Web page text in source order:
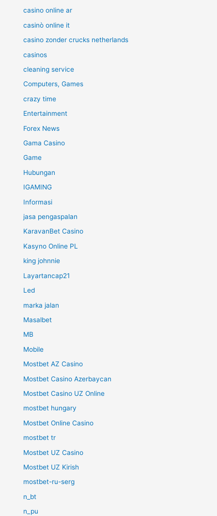
casino online ar
casinò online it
casino zonder crucks netherlands
casinos
cleaning service
Computers, Games
crazy time
Entertainment
Forex News
Gama Casino
Game
Hubungan
IGAMING
Informasi
jasa pengaspalan
KaravanBet Casino
Kasyno Online PL
king johnnie
Layartancap21
Led
marka jalan
Masalbet
MB
Mobile
Mostbet AZ Casino
Mostbet Casino Azerbaycan
Mostbet Casino UZ Online
mostbet hungary
Mostbet Online Casino
mostbet tr
Mostbet UZ Casino
Mostbet UZ Kirish
mostbet-ru-serg
n_bt
n_pu